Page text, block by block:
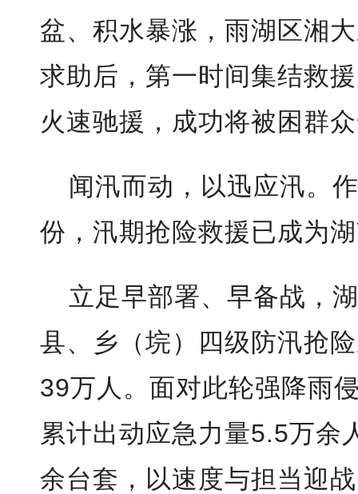
盆、积水暴涨，雨湖区湘
求助后，第一时间集结救
火速驰援，成功将被困群
闻汛而动，以迅应汛。
份，汛期抢险救援已成为
立足早部署、早备战，
县、乡（垸）四级防汛抢
39万人。面对此轮强降雨
累计出动应急力量5.5万余
余台套，以速度与担当迎